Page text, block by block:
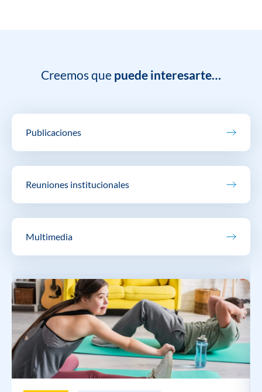
Creemos que puede interesarte…
Publicaciones
Reuniones institucionales
Multimedia